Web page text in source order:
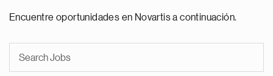
Encuentre oportunidades en Novartis a continuación.